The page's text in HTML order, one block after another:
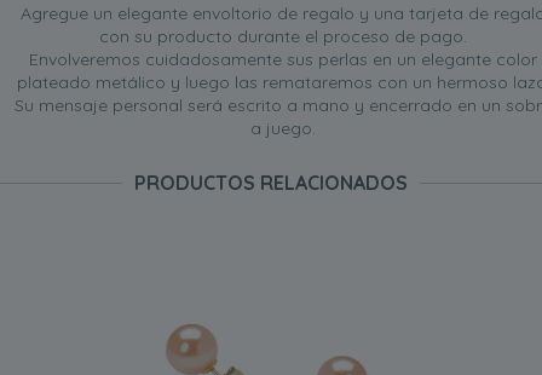
Agregue un elegante envoltorio de regalo y una tarjeta de
con su producto durante el proceso de pago.
Envolveremos cuidadosamente sus perlas en un elegante color
plateado metálico y luego las remataremos con un hermoso
Su mensaje personal será escrito a mano y encerrado en un
a juego.
PRODUCTOS RELACIONADOS